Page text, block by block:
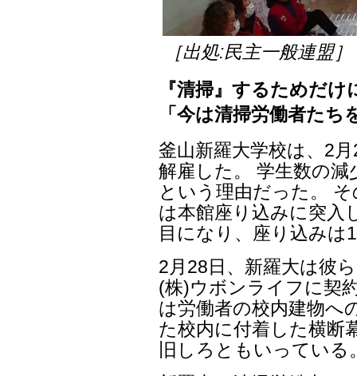
［出処:民主一般連盟］
『清掃』するためだ
「今は清掃労働者た
釜山新羅大学校は、2
解雇した。 学生数の
という理由だった。
は本館座り込みに突入
目になり、座り込みは
2月28日、新羅大は彼
(株)ウボンライフに契
は労働者の校内建物へ
た校内に付着した横断
旧しろともいっている